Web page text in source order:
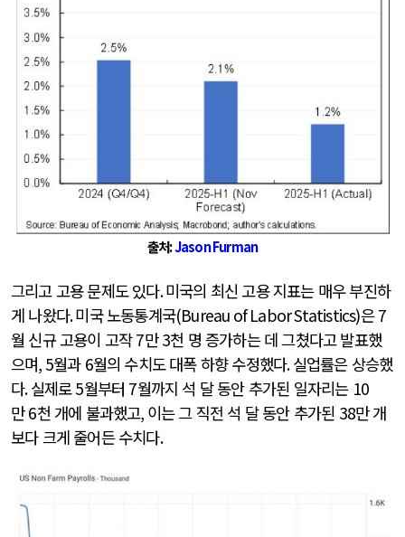
출처:Jason Furman
그리고 고용 문제도 있다.미국의 최신 고용 지표는 매우 부진하
게 나왔다.미국 노동통계국(Bureau of Labor Statistics)은7
월 신규 고용이 고작7만3천 명 증가하는 데 그쳤다고 발표했
으며, 5월과 6월의 수치도 대폭 하향 수정했다.실업률은 상승했
다.실제로5월부터 7월까지 석 달 동안 추가된 일자리는 10
만6천 개에 불과했고, 이는 그 직전 석 달 동안 추가된 38만 개
보다 크게 줄어든 수치다.